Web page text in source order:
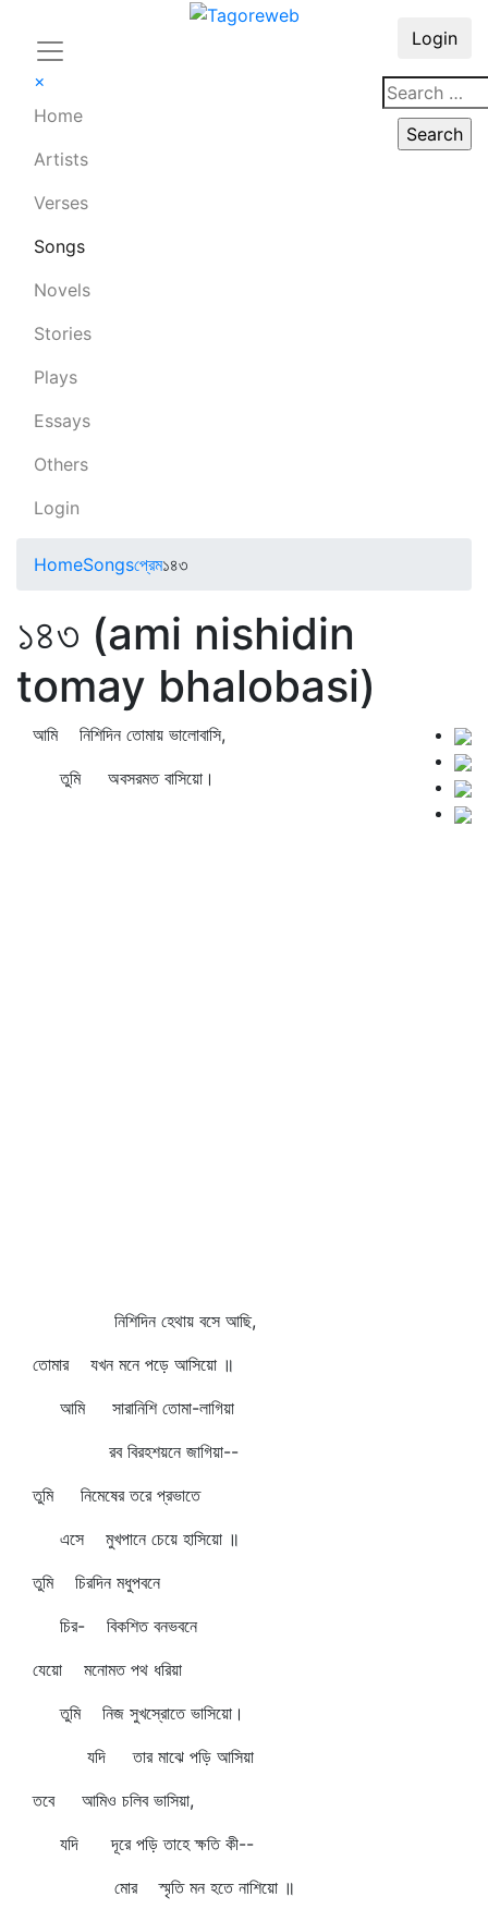
×
Home
Artists
Verses
Songs
Novels
Stories
Plays
Essays
Others
Login
Login
HomeSongsপ্রেম১৪৩
১৪৩ (ami nishidin
tomay bhalobasi)
আমি নিশিদিন তোমায় ভালোবাসি,
তুমি অবসরমত বাসিয়ো।
নিশিদিন হেথায় বসে আছি,
তোমার যখন মনে পড়ে আসিয়ো ॥
আমি সারানিশি তোমা-লাগিয়া
রব বিরহশয়নে জাগিয়া--
তুমি নিমেষের তরে প্রভাতে
এসে মুখপানে চেয়ে হাসিয়ো ॥
তুমি চিরদিন মধুপবনে
চির- বিকশিত বনভবনে
যেয়ো মনোমত পথ ধরিয়া
তুমি নিজ সুখস্রোতে ভাসিয়ো।
যদি তার মাঝে পড়ি আসিয়া
তবে আমিও চলিব ভাসিয়া,
যদি দূরে পড়ি তাহে ক্ষতি কী--
মোর স্মৃতি মন হতে নাশিয়ো ॥